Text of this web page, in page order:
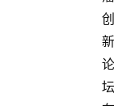
创
新
论
坛